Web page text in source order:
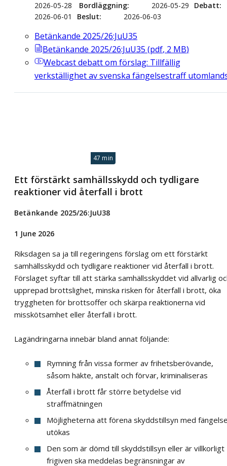
2026-05-28
Bordläggning 2026-05-29
Debatt
2026-06-01
Beslut 2026-06-03
Betänkande 2025/26:JuU35
Betänkande 2025/26:JuU35 (pdf, 2 MB)
Webcastdebatt om förslag: Tillfällig
verkställighet av svenska fängelsestraff
47 min
Ett förstärkt samhällsskydd och tydligare
reaktioner vid återfall i brott
Betänkande 2025/26:JuU38
1 June 2026
Riksdagen sa ja till regeringens förslag om ett förstärkt
samhällsskydd och tydligare reaktioner vid återfall i brott.
Förslaget syftar till att stärka samhällsskyddet vid allvarlig
upprepad brottslighet, minska risken för återfall i brott, öka
tryggheten för brottsoffer och skärpa reaktionerna vid
misskötsamhet eller återfall i brott.
Lagändringarna innebär bland annat följande:
Rymning från vissa former av frihetsberövande,
såsom häkte, anstalt och förvar, kriminaliseras
Återfall i brott får större betydelse vid
straffmätningen
Möjligheterna att förena skyddstillsyn med
utökas
Den som är dömd till skyddstillsyn eller är villkorligt
frigiven ska meddelas begränsningar av